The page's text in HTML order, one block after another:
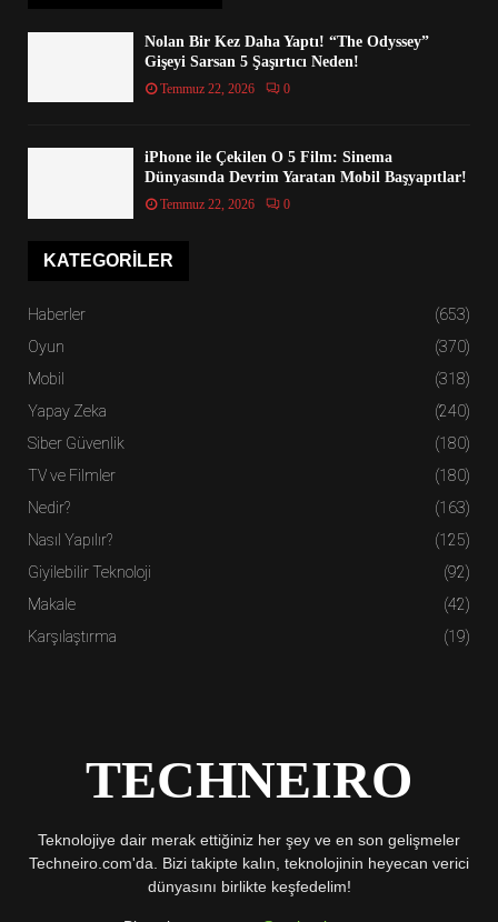
Nolan Bir Kez Daha Yaptı! “The Odyssey”
Gişeyi Sarsan 5 Şaşırtıcı Neden!
Temmuz 22, 2026 0
iPhone ile Çekilen O 5 Film: Sinema
Dünyasında Devrim Yaratan Mobil Başyapıtlar!
Temmuz 22, 2026 0
KATEGORILER
Haberler
(653)
Oyun
(370)
Mobil
(318)
Yapay Zeka
(240)
Siber Güvenlik
(180)
TV ve Filmler
(180)
Nedir?
(163)
Nasıl Yapılır?
(125)
Giyilebilir Teknoloji
(92)
Makale
(42)
Karşılaştırma
(19)
TECHNEIRO
Teknolojiye dair merak ettiğiniz her şey ve en son gelişmeler
Techneiro.com'da. Bizi takipte kalın, teknolojinin heyecan verici
dünyasını birlikte keşfedelim!